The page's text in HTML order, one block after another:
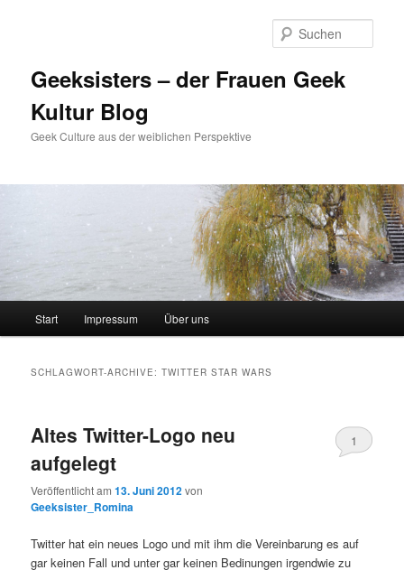
Geeksisters – der Frauen Geek
Kultur Blog
Geek Culture aus der weiblichen Perspektive
Start Impressum Über uns
SCHLAGWORT-ARCHIVE:TWITTER STAR WARS
Altes Twitter-Logo neu
aufgelegt
Veröffentlicht am13. Juni 2012von
Geeksister_Romina
1
Twitter hat ein neues Logo und mit ihm die Vereinbarung es auf
gar keinen Fall und unter gar keinen Bedinungen irgendwie zu